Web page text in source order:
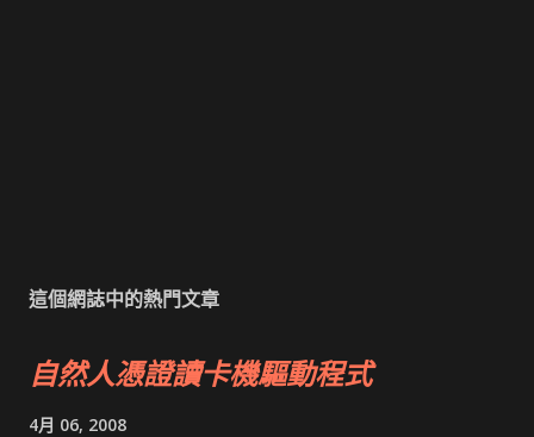
這個網誌中的熱門文章
自然人憑證讀卡機驅動程式
4月 06, 2008